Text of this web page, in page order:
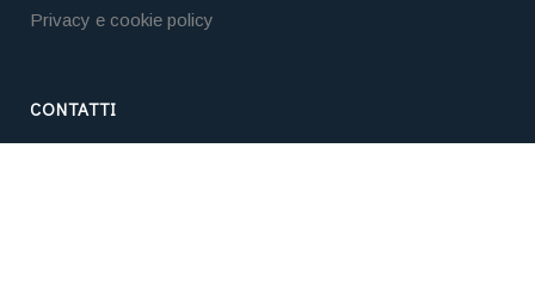
Privacy e cookie policy
CONTATTI